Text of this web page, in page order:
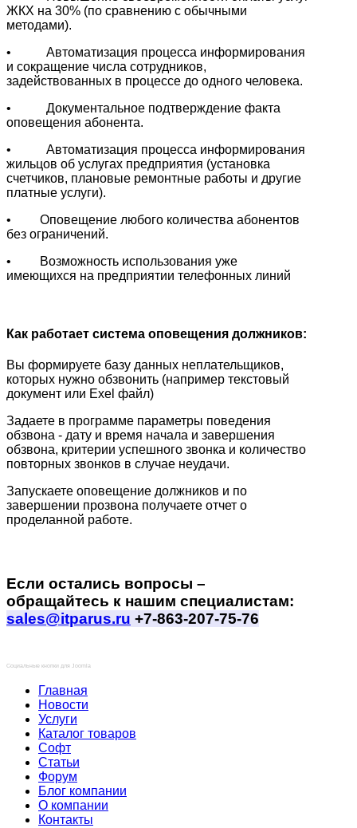
ЖКХ на 30% (по сравнению с обычными
методами).
• Автоматизация процесса информирования
и сокращение числа сотрудников,
задействованных в процессе до одного человека.
• Документальное подтверждение факта
оповещения абонента.
• Автоматизация процесса информирования
жильцов об услугах предприятия (установка
счетчиков, плановые ремонтные работы и другие
платные услуги).
• Оповещение любого количества абонентов
без ограничений.
• Возможность использования уже
имеющихся на предприятии телефонных линий
Как работает система оповещения должников:
Вы формируете базу данных неплательщиков,
которых нужно обзвонить (например текстовый
документ или Exel файл)
Задаете в программе параметры поведения
обзвона - дату и время начала и завершения
обзвона, критерии успешного звонка и количество
повторных звонков в случае неудачи.
Запускаете оповещение должников и по
завершении прозвона получаете отчет о
проделанной работе.
Если остались вопросы –
обращайтесь к нашим специалистам:
sales@itparus.ru +7-863-207-75-76
Социальные кнопки для Joomla
Главная
Новости
Услуги
Каталог товаров
Софт
Статьи
Форум
Блог компании
О компании
Контакты